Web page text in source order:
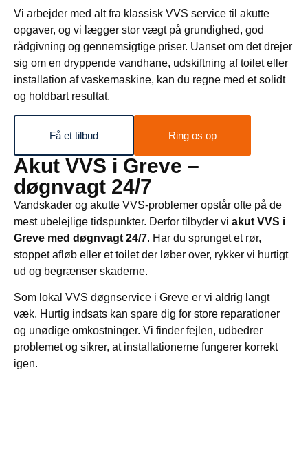
Vi arbejder med alt fra klassisk VVS service til akutte
opgaver, og vi lægger stor vægt på grundighed, god
rådgivning og gennemsigtige priser. Uanset om det drejer
sig om en dryppende vandhane, udskiftning af toilet eller
installation af vaskemaskine, kan du regne med et solidt
og holdbart resultat.
Få et tilbud Ring os op
Akut VVS i Greve –
døgnvagt 24/7
Vandskader og akutte VVS-problemer opstår ofte på de
mest ubelejlige tidspunkter. Derfor tilbyder vi akut VVS i
Greve med døgnvagt 24/7. Har du sprunget et rør,
stoppet afløb eller et toilet der løber over, rykker vi hurtigt
ud og begrænser skaderne.
Som lokal VVS døgnservice i Greve er vi aldrig langt
væk. Hurtig indsats kan spare dig for store reparationer
og unødige omkostninger. Vi finder fejlen, udbedrer
problemet og sikrer, at installationerne fungerer korrekt
igen.